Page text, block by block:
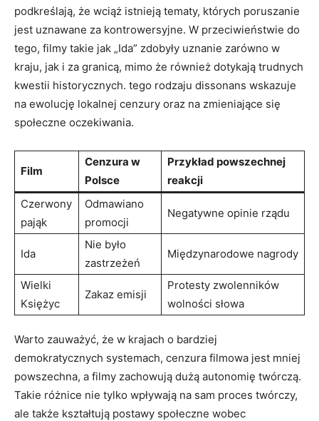
podkreślają, że wciąż istnieją tematy, których poruszanie
jest uznawane za kontrowersyjne. W⁢ przeciwieństwie do
tego, filmy takie jak „Ida” zdobyły uznanie zarówno w
kraju, jak i za granicą, mimo że również⁤ dotykają trudnych
kwestii ​historycznych. tego rodzaju dissonans wskazuje
na ewolucję lokalnej cenzury oraz na zmieniające się
społeczne oczekiwania.
Film
Cenzura w ​
Polsce
Przykład powszechnej
reakcji
Czerwony
pająk
Odmawiano
‍promocji
Negatywne opinie rządu
Ida
Nie było
zastrzeżeń
Międzynarodowe nagrody
Wielki
Księżyc
Zakaz⁤ emisji
Protesty ⁣zwolenników
⁤wolności słowa
Warto zauważyć, że w krajach ⁤o bardziej
demokratycznych systemach, cenzura​ filmowa ⁣jest mniej
powszechna, a filmy zachowują ⁤dużą autonomię twórczą.
Takie różnice nie tylko‌ wpływają na sam proces twórczy,
ale także kształtują postawy społeczne wobec​